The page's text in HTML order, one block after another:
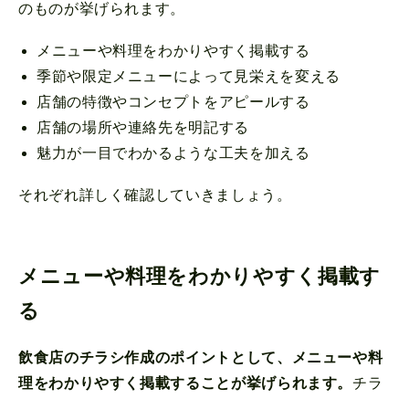
のものが挙げられます。
メニューや料理をわかりやすく掲載する
季節や限定メニューによって見栄えを変える
店舗の特徴やコンセプトをアピールする
店舗の場所や連絡先を明記する
魅力が一目でわかるような工夫を加える
それぞれ詳しく確認していきましょう。
メニューや料理をわかりやすく掲載す
る
飲食店のチラシ作成のポイントとして、メニューや料
理をわかりやすく掲載することが挙げられます。チラ